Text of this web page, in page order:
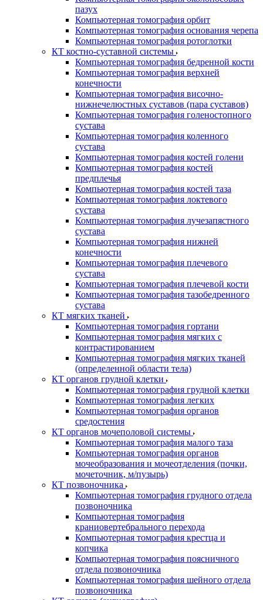
пазух
Компьютерная томография орбит
Компьютерная томография основания черепа
Компьютерная томография ротоглотки
КТ костно-суставной системы
Компьютерная томография бедренной кости
Компьютерная томография верхней
конечности
Компьютерная томография височно-
нижнечелюстных суставов (пара суставов)
Компьютерная томография голеностопного
сустава
Компьютерная томография коленного
сустава
Компьютерная томография костей голени
Компьютерная томография костей
предплечья
Компьютерная томография костей таза
Компьютерная томография локтевого
сустава
Компьютерная томография лучезапястного
сустава
Компьютерная томография нижней
конечности
Компьютерная томография плечевого
сустава
Компьютерная томография плечевой кости
Компьютерная томография тазобедренного
сустава
КТ мягких тканей
Компьютерная томография гортани
Компьютерная томография мягких с
контрастированием
Компьютерная томография мягких тканей
(определенной области тела)
КТ органов грудной клетки
Компьютерная томография грудной клетки
Компьютерная томография легких
Компьютерная томография органов
средостения
КТ органов мочеполовой системы
Компьютерная томография малого таза
Компьютерная томография органов
мочеобразования и мочеотделения (почки,
мочеточник, м/пузырь)
КТ позвоночника
Компьютерная томография грудного отдела
позвоночника
Компьютерная томография
краниовертебрального перехода
Компьютерная томография крестца и
копчика
Компьютерная томография поясничного
отдела позвоночника
Компьютерная томография шейного отдела
позвоночника